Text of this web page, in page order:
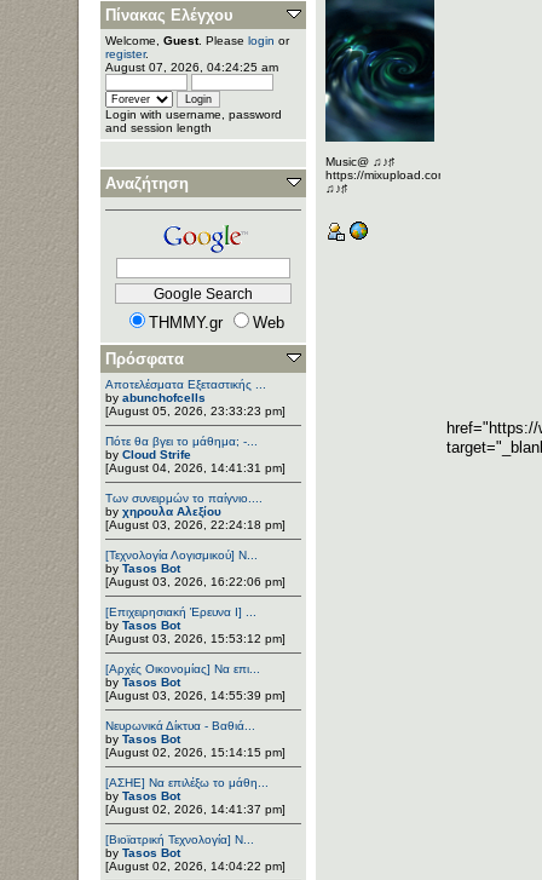
Πίνακας Ελέγχου
Welcome, Guest. Please login or
register.
August 07, 2026, 04:24:25 am
Login with username, password
and session length
Αναζήτηση
THMMY.gr
Web
Πρόσφατα
Αποτελέσματα Εξεταστικής ...
by abunchofcells
[August 05, 2026, 23:33:23 pm]
Πότε θα βγει το μάθημα; -...
by Cloud Strife
[August 04, 2026, 14:41:31 pm]
Των συνειρμών το παίγνιο....
by χηρουλα Αλεξίου
[August 03, 2026, 22:24:18 pm]
[Τεχνολογία Λογισμικού] Ν...
by Tasos Bot
[August 03, 2026, 16:22:06 pm]
[Επιχειρησιακή Έρευνα Ι] ...
by Tasos Bot
[August 03, 2026, 15:53:12 pm]
[Αρχές Οικονομίας] Να επι...
by Tasos Bot
[August 03, 2026, 14:55:39 pm]
Νευρωνικά Δίκτυα - Βαθιά...
by Tasos Bot
[August 02, 2026, 15:14:15 pm]
[ΑΣΗΕ] Να επιλέξω το μάθη...
by Tasos Bot
[August 02, 2026, 14:41:37 pm]
[Βιοϊατρική Τεχνολογία] Ν...
by Tasos Bot
[August 02, 2026, 14:04:22 pm]
Music@ ♫♪♯
https://mixupload.com/u/Katarameno/
♫♪♯